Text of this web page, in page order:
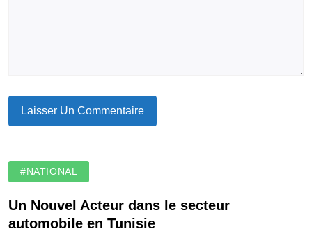
#NATIONAL
Un Nouvel Acteur dans le secteur
automobile en Tunisie